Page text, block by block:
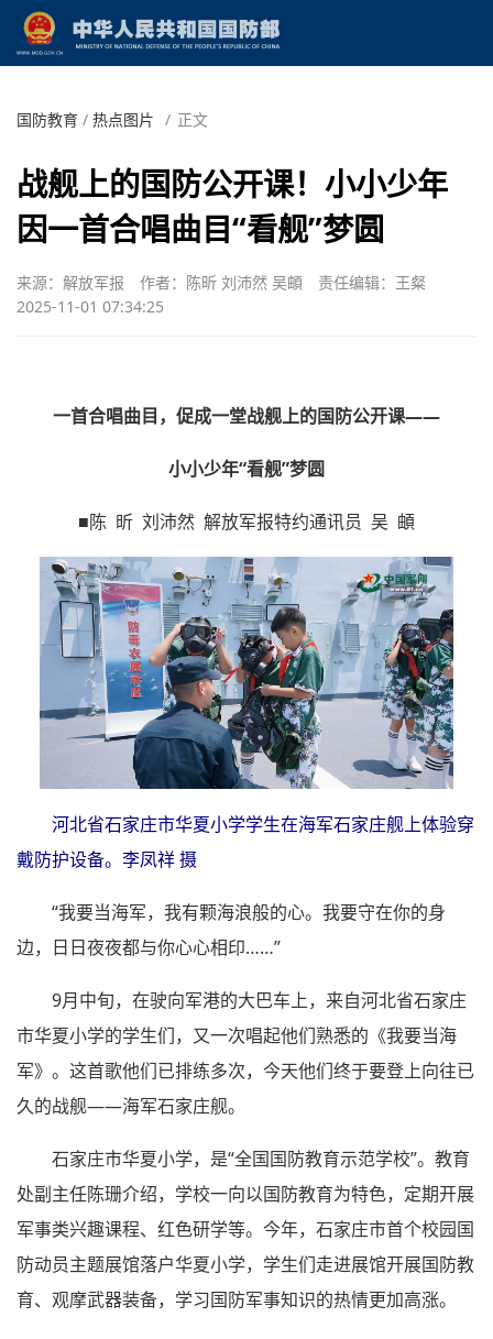
国防教育 / 热点图片 / 正文
战舰上的国防公开课！小小少年
因一首合唱曲目“看舰”梦圆
来源：解放军报 作者：陈昕 刘沛然 吴頔
责任编辑：王粲
2025-11-01 07:34:25
一首合唱曲目，促成一堂战舰上的国防公开课——
小小少年“看舰”梦圆
■陈 昕 刘沛然 解放军报特约通讯员 吴 頔
河北省石家庄市华夏小学学生在海军石家庄舰上体验穿
戴防护设备。李凤祥 摄
“我要当海军，我有颗海浪般的心。我要守在你的身
边，日日夜夜都与你心心相印……”
9月中旬，在驶向军港的大巴车上，来自河北省石家庄
市华夏小学的学生们，又一次唱起他们熟悉的《我要当海
军》。这首歌他们已排练多次，今天他们终于要登上向往已
久的战舰——海军石家庄舰。
石家庄市华夏小学，是“全国国防教育示范学校”。教育
处副主任陈珊介绍，学校一向以国防教育为特色，定期开展
军事类兴趣课程、红色研学等。今年，石家庄市首个校园国
防动员主题展馆落户华夏小学，学生们走进展馆开展国防教
育、观摩武器装备，学习国防军事知识的热情更加高涨。